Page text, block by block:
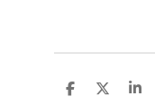
D
D
S